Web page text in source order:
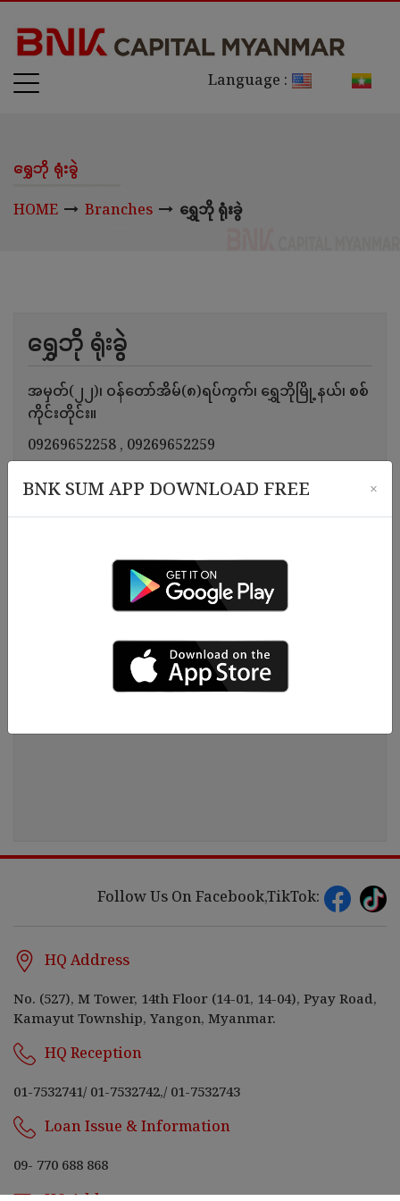
Language :
ရွှေဘို ရုံးခွဲ
HOME Branches ရွှေဘို ရုံးခွဲ
ရွှေဘို ရုံးခွဲ
အမှတ်(၂၂)၊ ဝန်တော်အိမ်(၈)ရပ်ကွက်၊ ရွှေဘိုမြို့နယ်၊ စစ်
ကိုင်းတိုင်း။
09269652258 , 09269652259
Follow Us On Facebook,TikTok:
HQ Address
No. (527), M Tower, 14th Floor (14-01, 14-04), Pyay Road,
Kamayut Township, Yangon, Myanmar.
HQ Reception
01-7532741/ 01-7532742,/ 01-7532743
Loan Issue & Information
09- 770 688 868
BNK SUM APP DOWNLOAD FREE ×